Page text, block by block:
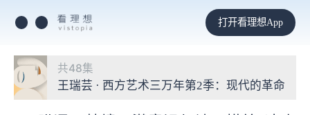
打开看理想App
共48集
王瑞芸 · 西方艺术三万年第2季：现代的革命